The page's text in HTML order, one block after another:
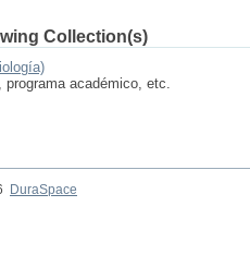
Collection(s)
programa académico, etc.
DuraSpace